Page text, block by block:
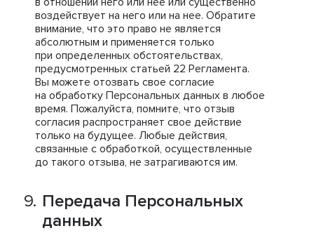
воздействует на него или на нее. Обратите
внимание, что это право не является
абсолютным и применяется только
при определенных обстоятельствах,
предусмотренных статьей 22 Регламента.
Вы можете отозвать свое согласие
на обработку Персональных данных в любое
время. Пожалуйста, помните, что отзыв
согласия распространяет свое действие
только на будущее. Любые действия,
связанные с обработкой, осуществленные
до такого отзыва, не затрагиваются им.
Передача Персональных
данных